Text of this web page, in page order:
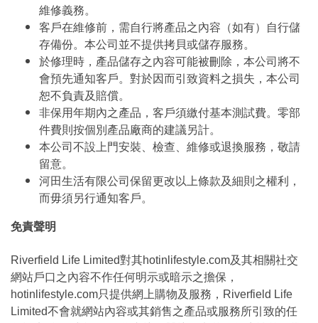
維修義務。
客戶在維修前，需自行將產品之內容（如有）自行儲
存備份。本公司並不提供拷貝或儲存服務。
於修理時，產品儲存之內容可能被刪除，本公司將不
會預先通知客戶。對於因而引致資料之損失，本公司
恕不負責及賠償。
非保用年期內之產品，客戶須繳付基本測試費。零部
件費則按個別產品廠商的建議另計。
本公司不設上門安裝、檢查、維修或退換服務，敬請
留意。
河田生活有限公司保留更改以上條款及細則之權利，
而毋須另行通知客戶。
免責聲明
Riverfield Life Limited對其hotinlifestyle.com及其相關社交
網站戶口之內容不作任何明示或暗示之擔保，
hotinlifestyle.com只提供網上購物及服務，Riverfield Life
Limited不會就網站內容或其銷售之產品或服務所引致的任